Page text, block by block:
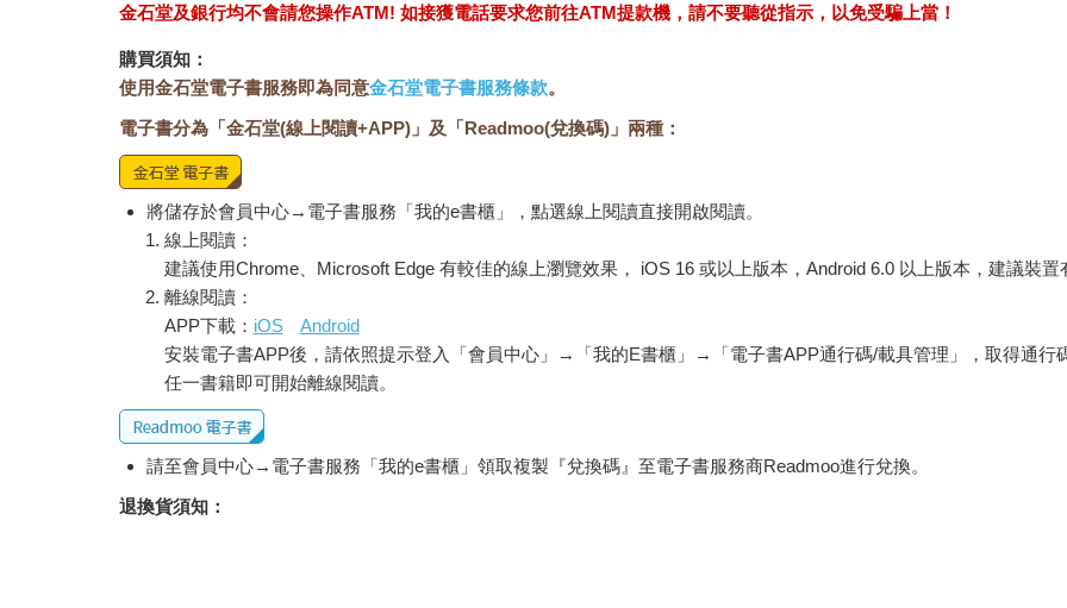
金石堂及銀行均不會請您操作ATM! 如接獲電話要求您前往ATM提款機，請不要聽從指示，以免受騙上當！
購買須知：
使用金石堂電子書服務即為同意金石堂電子書服務條款。
電子書分為「金石堂(線上閱讀+APP)」及「Readmoo(兌換碼)」兩種：
將儲存於會員中心→電子書服務「我的e書櫃」，點選線上閱讀直接開啟閱讀。
線上閱讀：
建議使用Chrome、Microsoft Edge 有較佳的線上瀏覽效果， iOS 16 或以上版本，Android 6.0 以上版本，建議裝
離線閱讀：
APP下載： iOS
Android
安裝電子書APP後，請依照提示登入「會員中心」→「我的E書櫃」→「電子書APP通行碼/載具管理」，取得通行
任一書籍即可開始離線閱讀。
請至會員中心→電子書服務「我的e書櫃」領取複製『兌換碼』至電子書服務商Readmoo進行兌換。
退換貨須知：